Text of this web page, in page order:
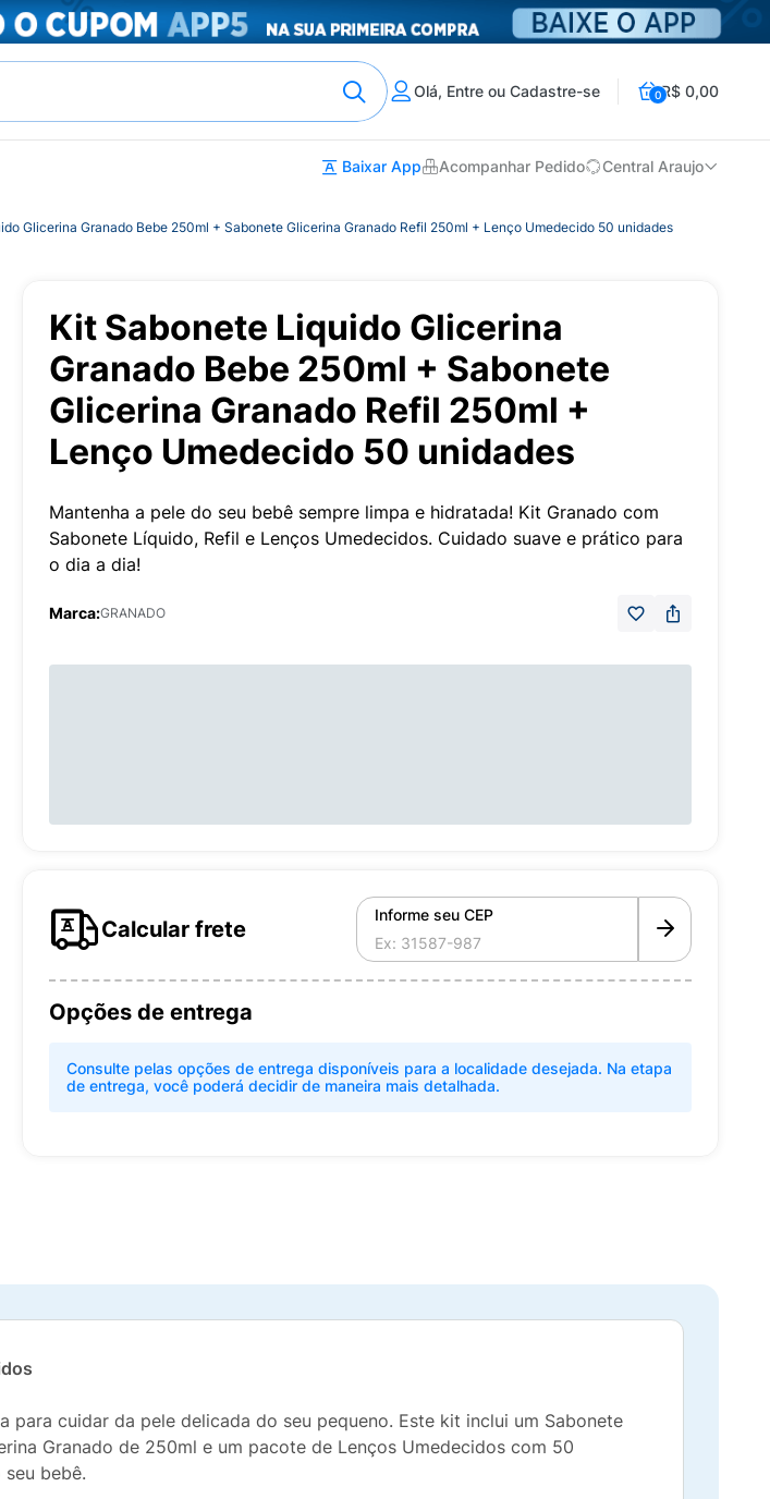
Olá, Entre ou Cadastre-se 0R$ 0,00
Baixar App Acompanhar Pedido Central Araujo
Glicerina Granado Bebe 250ml + Sabonete Glicerina Granado Refil 250ml + Lenço Umedecido 50 unidades
Kit Sabonete Liquido Glicerina
Granado Bebe 250ml + Sabonete
Glicerina Granado Refil 250ml +
Lenço Umedecido 50 unidades
Mantenha a pele do seu bebê sempre limpa e hidratada! Kit Granado com
Sabonete Líquido, Refil e Lenços Umedecidos. Cuidado suave e prático para
o dia a dia!
Marca:GRANADO
Calcular frete
Informe seu CEP
Opções de entrega
Consulte pelas opções de entrega disponíveis para a localidade desejada. Na etapa
de entrega, você poderá decidir de maneira mais detalhada.
cuidar da pele delicada do seu pequeno. Este kit inclui um Sabonete
Granado de 250ml e um pacote de Lenços Umedecidos com 50
bebê.